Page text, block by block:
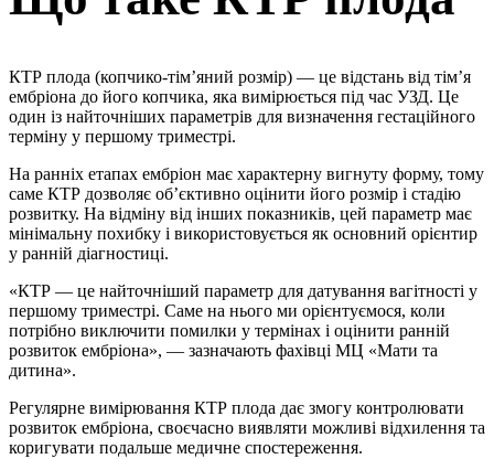
КТР плода (копчико-тім’яний розмір) — це відстань від тім’я
ембріона до його копчика, яка вимірюється під час УЗД. Це
один із найточніших параметрів для визначення гестаційного
терміну у першому триместрі.
На ранніх етапах ембріон має характерну вигнуту форму, тому
саме КТР дозволяє об’єктивно оцінити його розмір і стадію
розвитку. На відміну від інших показників, цей параметр має
мінімальну похибку і використовується як основний орієнтир
у ранній діагностиці.
«КТР — це найточніший параметр для датування вагітності у
першому триместрі. Саме на нього ми орієнтуємося, коли
потрібно виключити помилки у термінах і оцінити ранній
розвиток ембріона», — зазначають фахівці МЦ «Мати та
дитина».
Регулярне вимірювання КТР плода дає змогу контролювати
розвиток ембріона, своєчасно виявляти можливі відхилення та
коригувати подальше медичне спостереження.